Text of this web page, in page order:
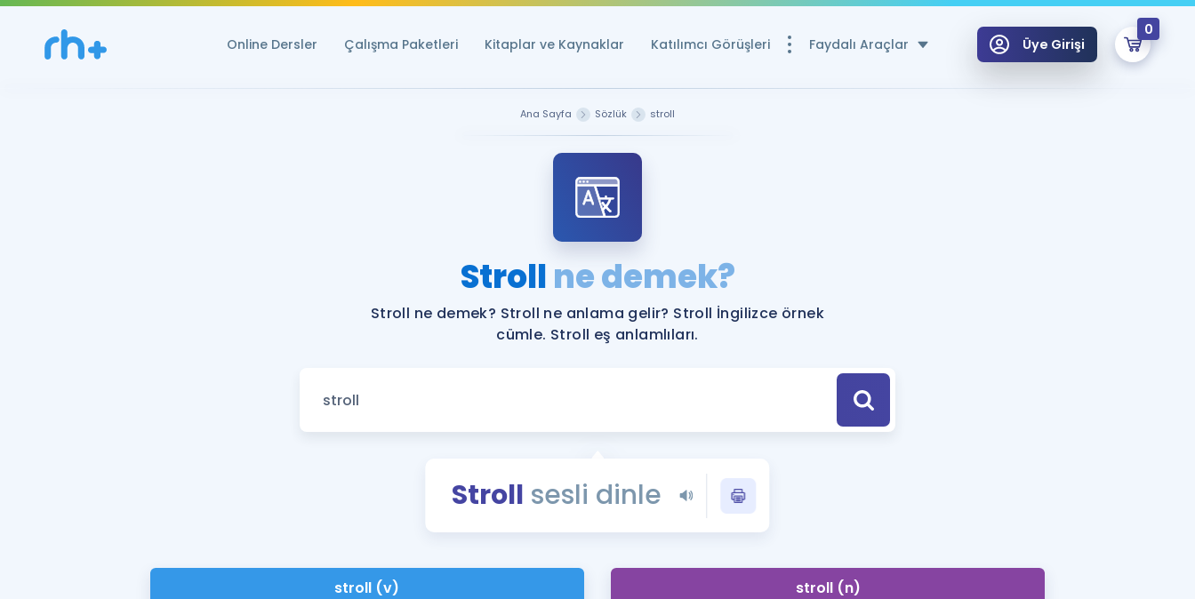
Online Dersler Çalışma Paketleri Kitaplar ve Kaynaklar Katılımcı Görüşleri Faydalı Araçlar
YDS ve YÖKDİL Puan Hesaplama Aracı
Rehberlik Aracı
YDS ve YÖKDİL'e Hazırlananlar için Öneriler
Tüm ÖSYM Sınavları Tek Takvimde
YDS - YÖKDİL Tüm Sınavlarla İlgili Haberler
İngilizce Gramer
Üye Girişi
0
Ana Sayfa Sözlük stroll
Strollne demek?
Stroll ne demek? Stroll ne anlama gelir? Stroll İngilizce örnek
cümle. Stroll eş anlamlıları.
Stroll sesli dinle
stroll (v) stroll (n)